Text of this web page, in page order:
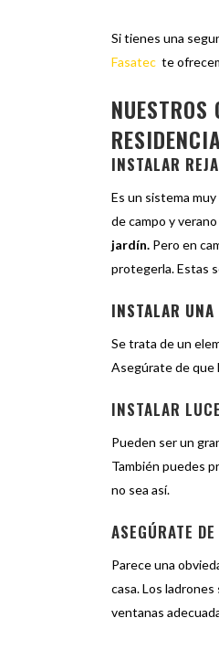
Si tienes una
Fasatec te
INSTALAR
Es un sistema
de campo y
jardín. Pero en
protegerla. Estas
INSTALAR
Se trata de un
Asegúrate de que
INSTALAR
Pueden ser un
También puedes
no sea así.
ASEGÚRATE
Parece una
casa. Los
ventanas